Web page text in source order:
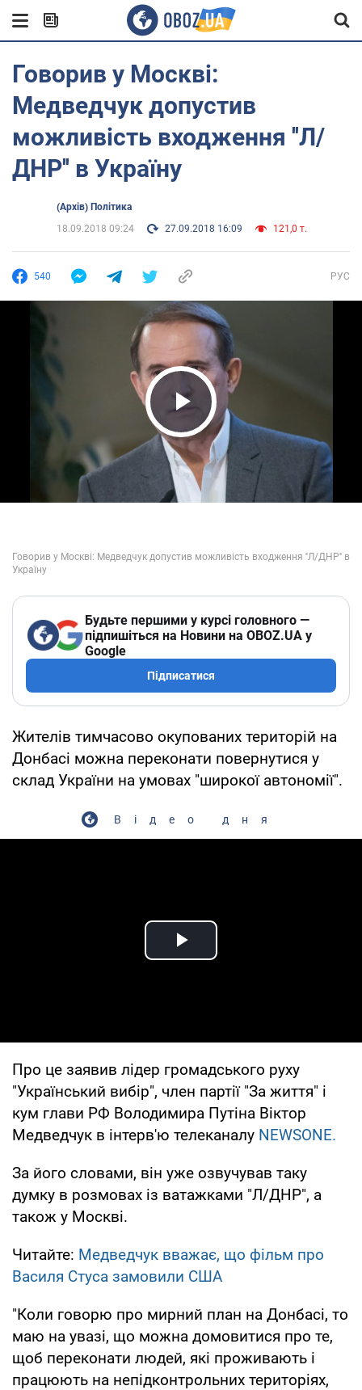
Говорив у Москві:
Медведчук допустив
можливість входження ''Л/
ДНР'' в Україну
(Архів) Політика
18.09.2018 09:24
27.09.2018 16:09 121,0 т.
540 РУС
Play Video
Будьте першими у курсі головного —
підпишіться на Новини на OBOZ.UA у
Google
Підписатися
Жителів тимчасово окупованих територій на
Донбасі можна переконати повернутися у
склад України на умовах "широкої автономії".
Відео дня
Play Video
Про це заявив лідер громадського руху
"Український вибір", член партії "За життя" і
кум глави РФ Володимира Путіна Віктор
Медведчук в інтерв'ю телеканалу NEWSONE.
За його словами, він уже озвучував таку
думку в розмовах із ватажками "Л/ДНР", а
також у Москві.
Читайте: Медведчук вважає, що фільм про
Василя Стуса замовили США
"Коли говорю про мирний план на Донбасі, то
маю на увазі, що можна домовитися про те,
щоб переконати людей, які проживають і
працюють на непідконтрольних територіях,